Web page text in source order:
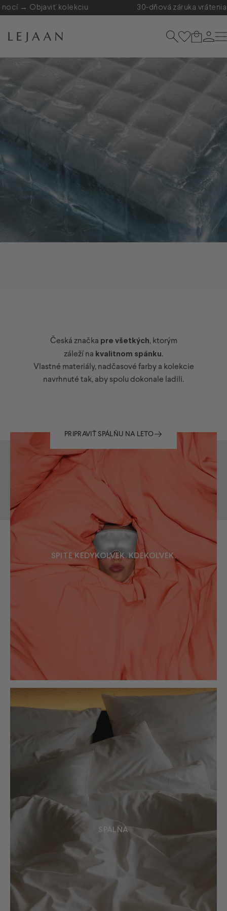
Preskočiť na obsah
→ Objaviť kolekciu 30-dňová záruka vrátenia
LEJAAN.SK HľadaťKošík
ĽADOVO POKOJNÝ SPÁNOK V LETE
PRIPRAVIŤ SPÁLŇU NA LETO
Česká značka pre všetkých, ktorým
záleží na kvalitnom spánku.
Vlastné materiály, nadčasové farby a kolekcie
navrhnuté tak, aby spolu dokonale ladili.
SPITE KEDYKOĽVEK. KDEKOĽVEK.
SPÁLŇA